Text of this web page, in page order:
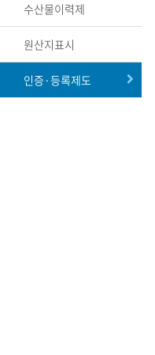
수산물이력제
원산지표시
인증·등록제도